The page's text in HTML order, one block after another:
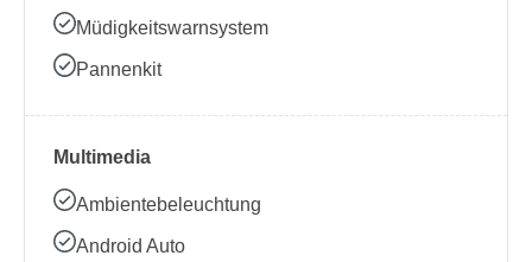
Müdigkeitswarnsystem
Pannenkit
Multimedia
Ambientebeleuchtung
Android Auto